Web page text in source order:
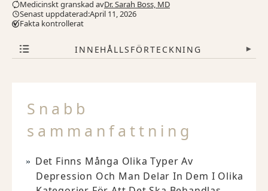
Medicinskt granskad avDr. Sarah Boss, MD
Senast uppdaterad:April 11, 2026
Fakta kontrollerat
INNEHÅLLSFÖRTECKNING ▾
Snabb
sammanfattning
Det Finns Många Olika Typer Av
Depression Och Man Delar In Dem I Olika